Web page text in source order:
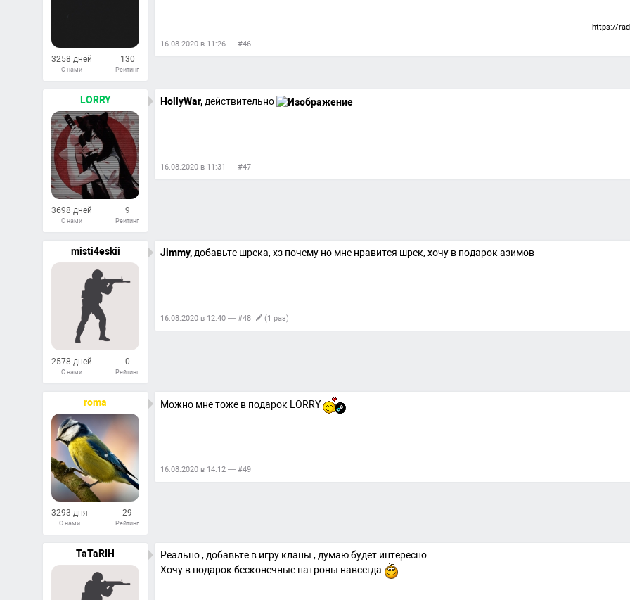
3258 дней
С нами
130
Рейтинг
1326
https://
16.08.2020 в 11:26 — #46
LORRY
3698 дней
С нами
9
Рейтинг
152
HollyWar, действительно
16.08.2020 в 11:31 — #47
misti4eskii
2578 дней
С нами
0
Рейтинг
2
Jimmy, добавьте шрека, хз почему но мне нравится шрек, хочу в подарок азимов
16.08.2020 в 12:40 — #48 (1 раз)
roma
3293 дня
С нами
29
Рейтинг
296
Можно мне тоже в подарок LORRY
16.08.2020 в 14:12 — #49
TaTaRIH
Реально , добавьте в игру кланы , думаю будет интересно
Хочу в подарок бесконечные патроны навсегда